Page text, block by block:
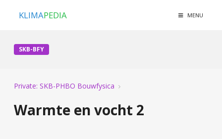
KLIMAPEDIA MENU
SKB-BFY
Private: SKB-PHBO Bouwfysica
Warmte en vocht 2